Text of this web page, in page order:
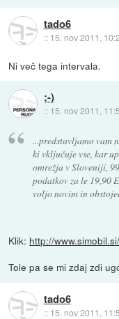
tado6
:: 15. nov 2011,
Ni več tega intervala.
;-)
:: 15. nov 2011,
...predstavljamo vam
ki vključuje vse, kar
omrežja v Sloveniji,
podatkov za le 19,90
voljo novim in
Klik: http://
Tole pa se mi zdaj zdi
tado6
:: 15. nov 2011,